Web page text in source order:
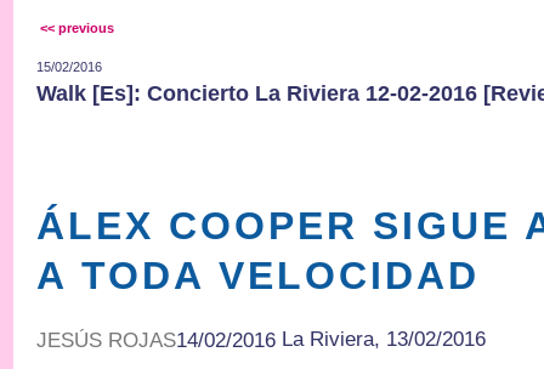
<< previous
15/02/2016
Walk [Es]: Concierto La Riviera 12-02-2016
ÁLEX COOPER SIGUE
A TODA VELOCIDAD
JESÚS ROJAS14/02/2016La Riviera, 13/02/2016